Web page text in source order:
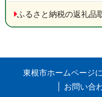
ふるさと納税の返礼品
東根市ホームページ
お問い合